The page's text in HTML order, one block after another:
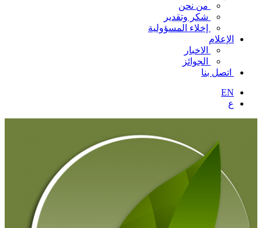
من نحن
شكر وتقدير
إخلاء المسؤولية
الإعلام
الاخبار
الجوائز
اتصل بنا
EN
ع